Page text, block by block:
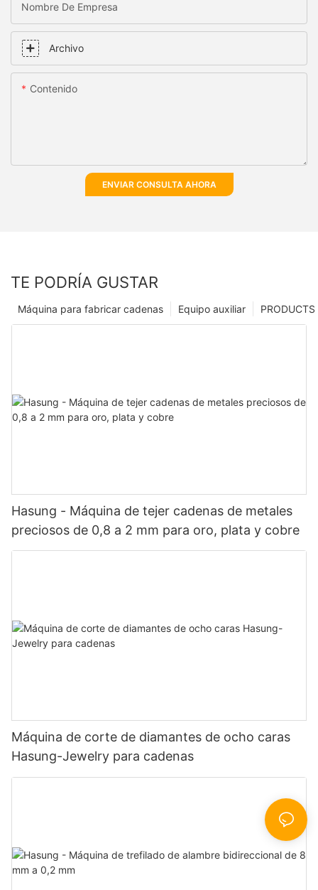
Nombre De Empresa
Archivo
Contenido
ENVIAR CONSULTA AHORA
TE PODRÍA GUSTAR
PRODUCTS
Equipo auxiliar
Máquina para fabricar cadenas
Hasung - Máquina de tejer cadenas de metales
preciosos de 0,8 a 2 mm para oro, plata y cobre
Máquina de corte de diamantes de ocho caras
Hasung-Jewelry para cadenas